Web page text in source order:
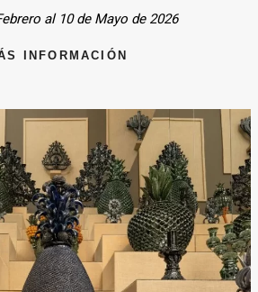
al 10 de Mayo de 2026
INFORMACIÓN